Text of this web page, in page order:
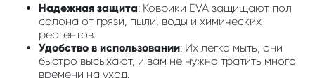
Надежная защита: Коврики EVA защищают пол
салона от грязи, пыли, воды и химических
реагентов.
Удобство в использовании: Их легко мыть, они
быстро высыхают, и вам не нужно тратить много
времени на уход.